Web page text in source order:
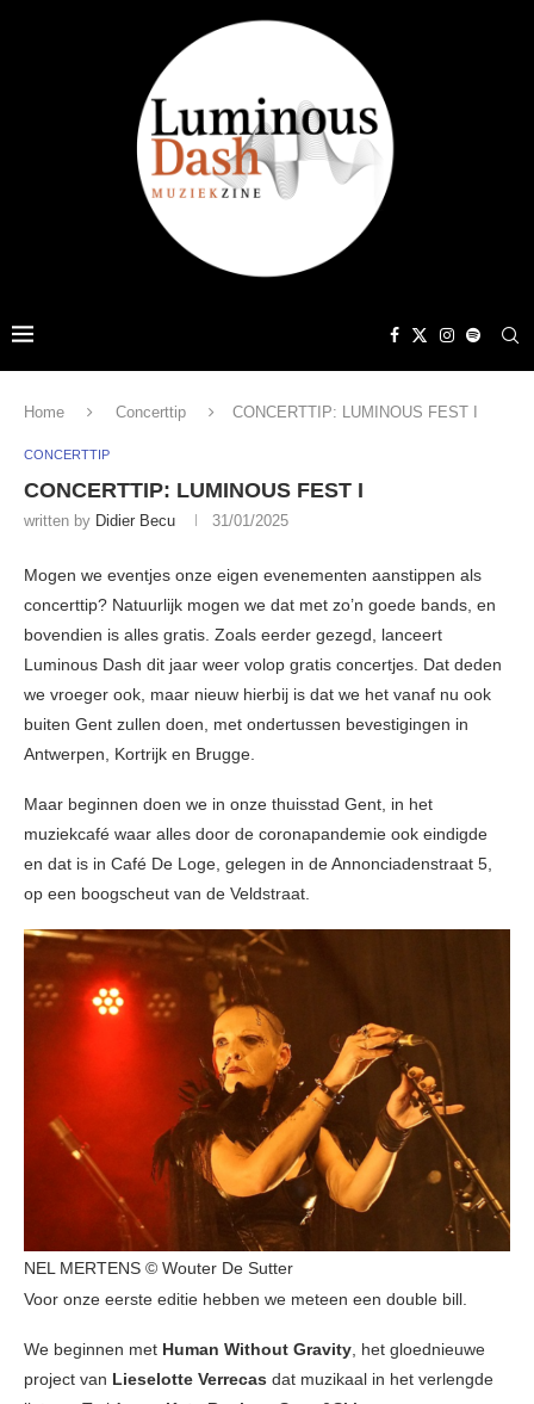
Home Concerttip CONCERTTIP: LUMINOUS FEST I
CONCERTTIP
CONCERTTIP: LUMINOUS FEST I
written by Didier Becu 31/01/2025
Mogen we eventjes onze eigen evenementen aanstippen als
concerttip? Natuurlijk mogen we dat met zo’n goede bands, en
bovendien is alles gratis. Zoals eerder gezegd, lanceert
Luminous Dash dit jaar weer volop gratis concertjes. Dat deden
we vroeger ook, maar nieuw hierbij is dat we het vanaf nu ook
buiten Gent zullen doen, met ondertussen bevestigingen in
Antwerpen, Kortrijk en Brugge.
Maar beginnen doen we in onze thuisstad Gent, in het
muziekcafé waar alles door de coronapandemie ook eindigde
en dat is in Café De Loge, gelegen in de Annonciadenstraat 5,
op een boogscheut van de Veldstraat.
NEL MERTENS © Wouter De Sutter
Voor onze eerste editie hebben we meteen een double bill.
We beginnen met Human Without Gravity, het gloednieuwe
project van Lieselotte Verrecas dat muzikaal in het verlengde